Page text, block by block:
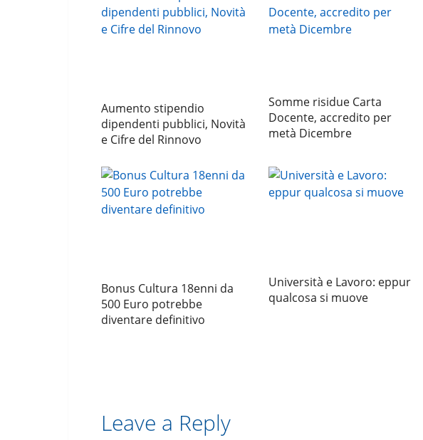
Aumento stipendio
dipendenti pubblici, Novità
e Cifre del Rinnovo
Somme risidue Carta
Docente, accredito per
metà Dicembre
Bonus Cultura 18enni da
500 Euro potrebbe
diventare definitivo
Università e Lavoro: eppur
qualcosa si muove
Leave a Reply